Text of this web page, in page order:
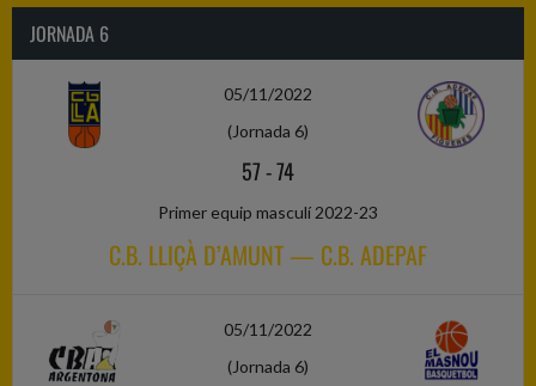
JORNADA 6
05/11/2022
(Jornada 6)
57-74
Primer equip masculí 2022-23
C.B. LLIÇÀ D’AMUNT — C.B. ADEPAF
05/11/2022
(Jornada 6)